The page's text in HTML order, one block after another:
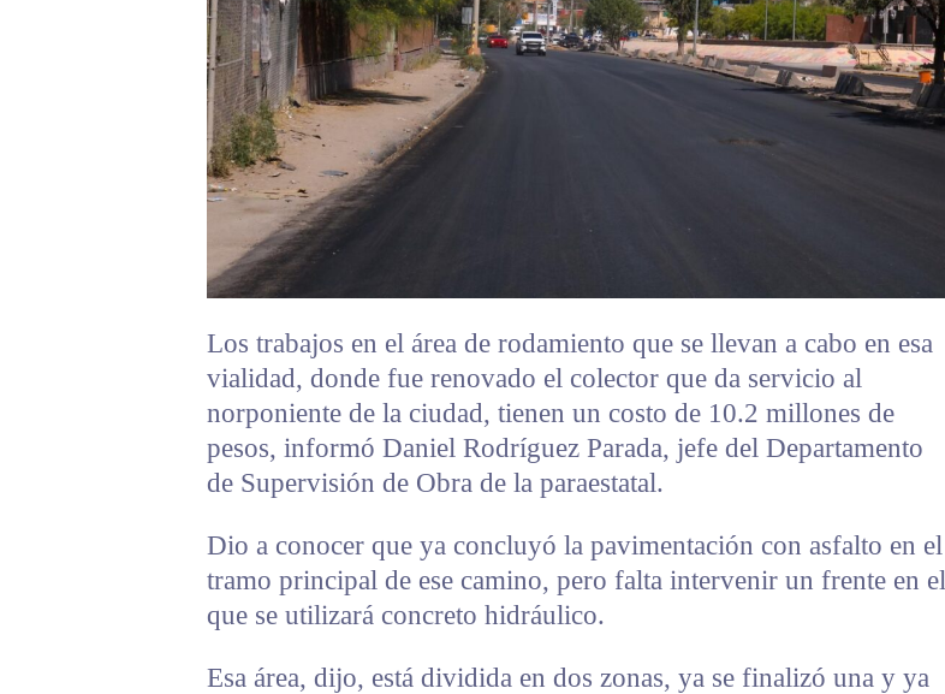
Los trabajos en el área de rodamiento que se llevan a cabo en esa
vialidad, donde fue renovado el colector que da servicio al
norponiente de la ciudad, tienen un costo de 10.2 millones de
pesos, informó Daniel Rodríguez Parada, jefe del Departamento
de Supervisión de Obra de la paraestatal.
Dio a conocer que ya concluyó la pavimentación con asfalto en el
tramo principal de ese camino, pero falta intervenir un frente en el
que se utilizará concreto hidráulico.
Esa área, dijo, está dividida en dos zonas, ya se finalizó una y ya